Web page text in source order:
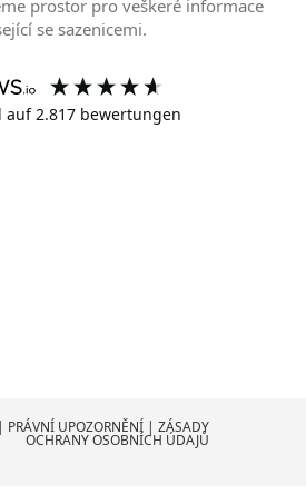
prostor pro veškeré informace
se sazenicemi.
auf2.817bewertungen
| PRÁVNÍ UPOZORNĚNÍ |ZÁSADY
OCHRANY OSOBNÍCH ÚDAJŮ